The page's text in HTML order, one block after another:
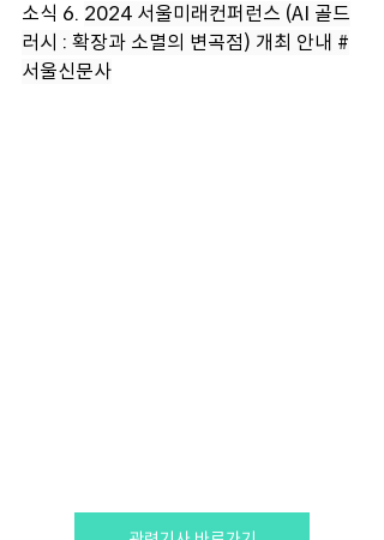
소식 6. 2024 서울미래컨퍼런스 (AI 골드
러시 : 확장과 소멸의 변곡점) 개최 안내 #
서울신문사